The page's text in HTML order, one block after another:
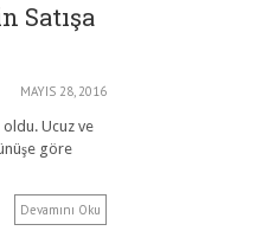
Satışa
MAYIS 28, 2016
oldu. Ucuz ve
göre
Devamını Oku